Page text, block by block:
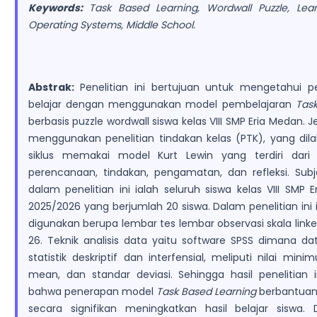
Keywords: Task Based Learning, Wordwall Puzzle,
Operating Systems, Middle School.
Abstrak: Penelitian ini bertujuan untuk mengetahui
belajar dengan menggunakan model pembelajaran
berbasis puzzle wordwall siswa kelas VIII SMP Eria Medan.
menggunakan penelitian tindakan kelas (PTK), yang
siklus memakai model Kurt Lewin yang terdiri
perencanaan, tindakan, pengamatan, dan refleksi.
dalam penelitian ini ialah seluruh siswa kelas VIII SMP
2025/2026 yang berjumlah 20 siswa. Dalam penelitian
digunakan berupa lembar tes lembar observasi skala
26. Teknik analisis data yaitu software SPSS dimana
statistik deskriptif dan interfensial, meliputi nilai
mean, dan standar deviasi. Sehingga hasil penelitian
bahwa penerapan model Task Based Learning
secara signifikan meningkatkan hasil belajar siswa.